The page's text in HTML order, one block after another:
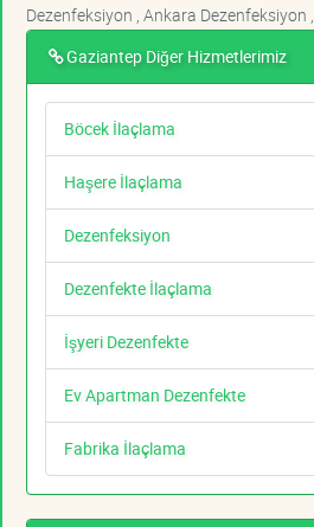
Dezenfeksiyon , Ankara Dezenfeksiyon ,
Gaziantep Diğer Hizmetlerimiz
Böcek İlaçlama
Haşere İlaçlama
Dezenfeksiyon
Dezenfekte İlaçlama
İşyeri Dezenfekte
Ev Apartman Dezenfekte
Fabrika İlaçlama